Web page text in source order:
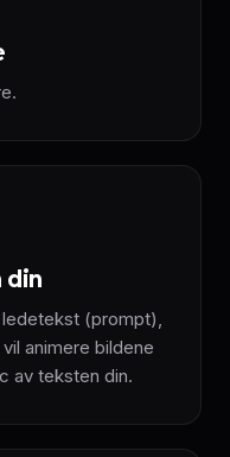
din
ledetekst (prompt),
animere bildene
av teksten din.